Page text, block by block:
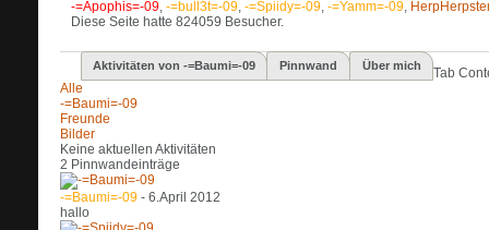
-=Apophis=-09, -=bull3t=-09, -=Spiidy=-09, -=Yamm=-09, HerpHerpster
Diese Seite hatte 824059 Besucher.
Aktivitäten von -=Baumi=-09 Pinnwand Über mich
Tab
Alle
-=Baumi=-09
Freunde
Bilder
Keine aktuellen Aktivitäten
2 Pinnwandeinträge
-=Baumi=-09 - 6.April 2012
hallo